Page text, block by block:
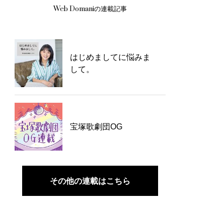
Web Domaniの連載記事
はじめましてに悩みま
して。
宝塚歌劇団OG
その他の連載はこちら